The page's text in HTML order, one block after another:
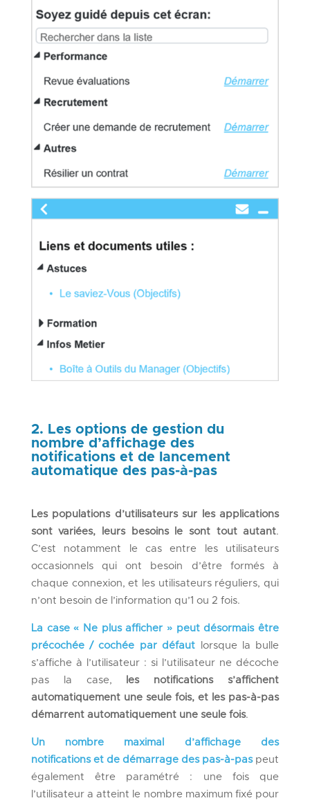
2. Les options de gestion du
nombre d’affichage des
notifications et de lancement
automatique des pas-à-pas
Les populations d’utilisateurs sur les applications
sont variées, leurs besoins le sont tout autant.
C’est notamment le cas entre les utilisateurs
occasionnels qui ont besoin d’être formés à
chaque connexion, et les utilisateurs réguliers, qui
n’ont besoin de l’information qu’1 ou 2 fois.
La case« Ne plus afficher » peut désormais être
précochée / cochée par défaut lorsque la bulle
s’affiche à l’utilisateur : si l’utilisateur ne décoche
pas la case,
les notifications s’affichent
automatiquement une seule fois, et les pas-à-pas
démarrent automatiquement une seule fois.
Un nombre maximal d’affichage des
notifications et de démarrage des pas-à-paspeut
également être paramétré : une fois que
l’utilisateur a atteint le nombre maximum fixé pour